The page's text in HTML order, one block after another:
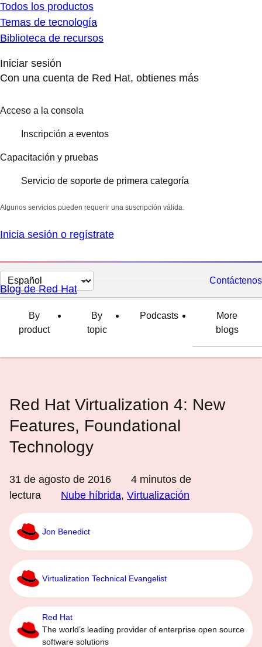
Todos los productos
Temas de tecnología
Biblioteca de recursos
Iniciar sesión
Con una cuenta de Red Hat, obtienes más
Acceso a la consola
Inscripción a eventos
Capacitación y pruebas
Servicio de soporte de primera categoría
Algunos servicios pueden requerir una suscripción válida.
Inicia sesión o regístrate
Cambiar
el
idioma
Contáctenos
Blog de Red Hat
By
product
By
topic
Podcasts
More
blogs
Red Hat Virtualization 4: New
Features, Foundational
Technology
31 de agosto de 2016 4 minutos de
lectura
Nube híbrida, Virtualización
Jon Benedict
Virtualization Technical Evangelist
Red Hat
The world’s leading provider of enterprise open source
software solutions